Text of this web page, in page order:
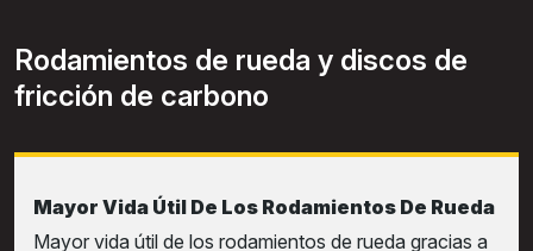
Rodamientos de rueda y discos de
fricción de carbono
Mayor Vida Útil De Los Rodamientos De Rueda
Mayor vida útil de los rodamientos de rueda gracias a